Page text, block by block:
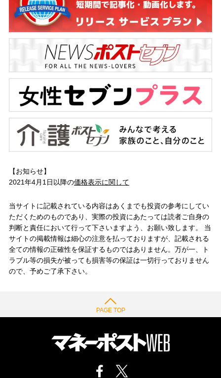
【お知らせ】
2021年4月1日以降の価格表示に関して
当サイトに記載されている内容はあくまでも投資の参考にしてい
ただくためのものであり、実際の投資にあたっては読者ご自身の
判断と責任において行って下さいますよう、お願い致します。 当
サイトの掲載情報は細心の注意を払っておりますが、記載される
全ての情報の正確性を保証するものではありません。万が一、ト
ラブル等の損失が被っても損害等の保証は一切行っておりません
ので、予めご了承下さい。
PAGE TOP